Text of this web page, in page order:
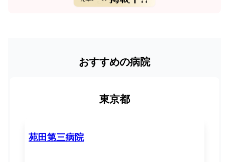
おすすめの病院
東京都
苑田第三病院